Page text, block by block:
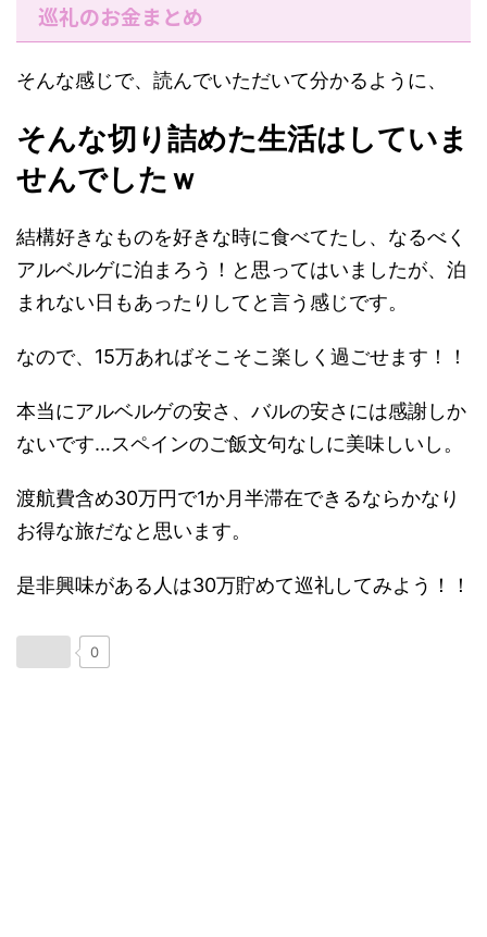
巡礼のお金まとめ
そんな感じで、読んでいただいて分かるように、
そんな切り詰めた生活はしていま
せんでしたｗ
結構好きなものを好きな時に食べてたし、なるべく
アルベルゲに泊まろう！と思ってはいましたが、泊
まれない日もあったりしてと言う感じです。
なので、15万あればそこそこ楽しく過ごせます！！
本当にアルベルゲの安さ、バルの安さには感謝しか
ないです…スペインのご飯文句なしに美味しいし。
渡航費含め30万円で1か月半滞在できるならかなり
お得な旅だなと思います。
是非興味がある人は30万貯めて巡礼してみよう！！
0